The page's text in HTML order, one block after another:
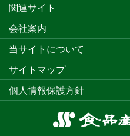
関連サイト
会社案内
当サイトについて
サイトマップ
個人情報保護方針